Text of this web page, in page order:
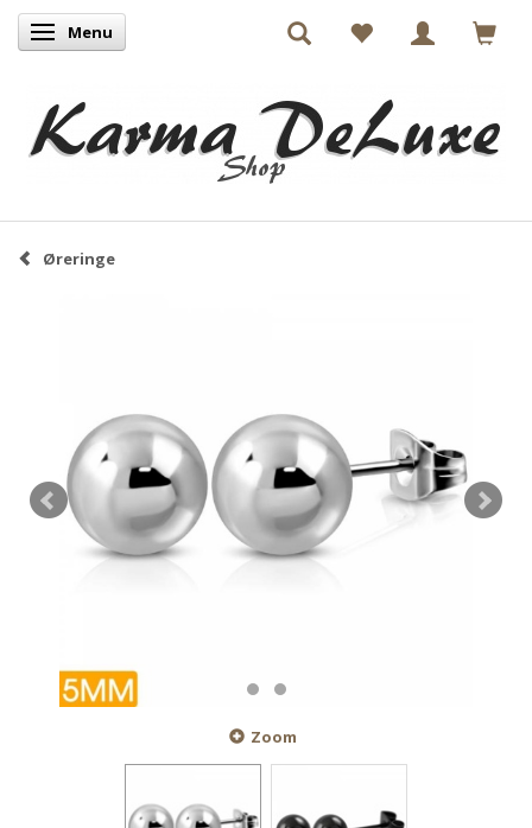
Skifte navigation
Menu
Øreringe
Zoom